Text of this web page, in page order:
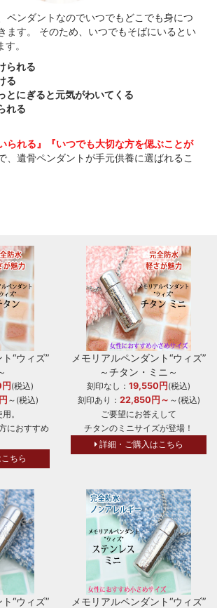
ペンダントなのでいつでもどこでも身につ
ます。 そのため、いつでもそばにいるとい
。
られる
る
とにぎると元気がわいてくる
れる
られる』『いつでも大切な方を偲ぶことが
、遺骨ペンダントが手元供養に選ばれるこ
“ウィズ”
(税込)
～(税込)
。
におすすめ
ちら
メモリアルペンダント“ウィズ”
～チタン・ミニ～
刻印なし： 19,550円 (税込)
刻印あり： 22,850円～ ～(税込)
ご要望にお答えして
チタンのミニサイズが登場！
詳細・ご購入はこちら
“ウィズ”
メモリアルペンダント“ウィズ”